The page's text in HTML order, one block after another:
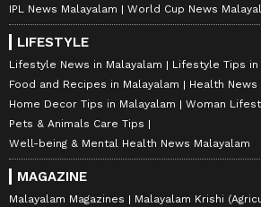
IPL News Malayalam
World Cup News
LIFESTYLE
Lifestyle News in Malayalam
Lifestyle Tips in
Food and Recipes in Malayalam
Health News
Home Decor Tips in Malayalam
Woman
Pets & Animals Care Tips
Well-being & Mental Health News Malayalam
MAGAZINE
Malayalam Magazines
Malayalam Krishi